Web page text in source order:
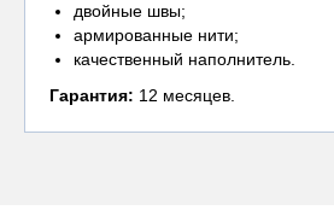
двойные швы;
армированные нити;
качественный наполнитель.
Гарантия: 12 месяцев.